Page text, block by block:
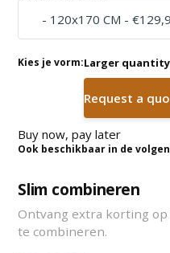
Kies je vorm:Larger
Request a
Buy now, pay later
Ook beschikbaar in de
Slim combineren
Ontvang extra korting
te combineren.